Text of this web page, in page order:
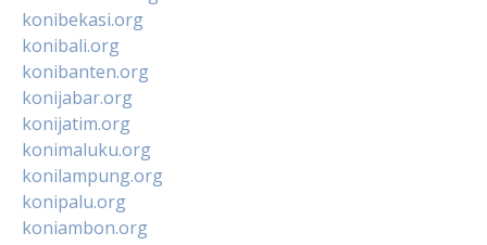
konibekasi.org
konibali.org
konibanten.org
konijabar.org
konijatim.org
konimaluku.org
konilampung.org
konipalu.org
koniambon.org